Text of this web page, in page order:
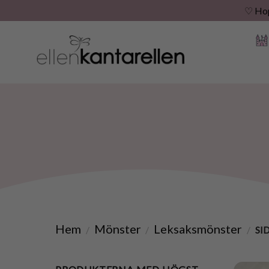
♡
Hem / Mönster / Leksaksmönster /